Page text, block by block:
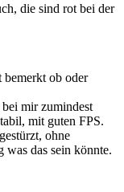
die sind rot bei der
ob oder
mir zumindest
mit guten FPS.
ohne
was das sein könnte.